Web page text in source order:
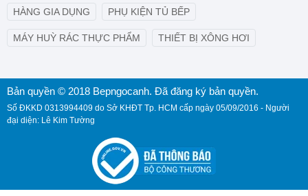
HÀNG GIA DỤNG PHỤ KIỆN TỦ BẾP
MÁY HUỲ RÁC THỰC PHẨM THIẾT BỊ XÔNG HƠI
Bản quyền © 2018 Bepngocanh. Đã đăng ký bản quyền.
Số ĐKKD 0313994409 do Sở KHĐT Tp. HCM cấp ngày 05/09/2016 - Người
đại diện: Lê Kim Tường